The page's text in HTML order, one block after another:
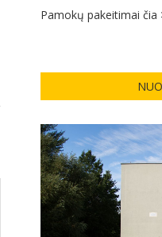
Pamokų pakeitimai čia